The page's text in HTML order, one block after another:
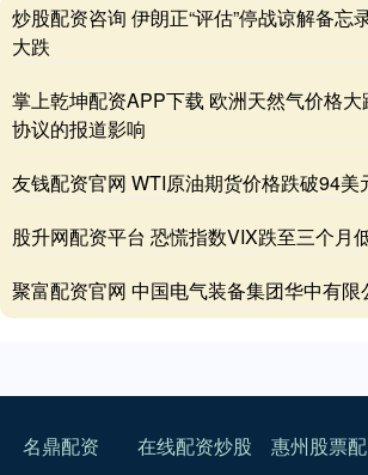
炒股配资咨询 伊朗正“评估”停战谅解备忘
大跌
掌上乾坤配资APP下载 欧洲天然气价格
协议的报道影响
友钱配资官网 WTI原油期货价格跌破94美
股升网配资平台 恐慌指数VIX跌至三个月
聚富配资官网 中国电气装备集团华中有限
名鼎配资 在线配资炒股 惠州股票